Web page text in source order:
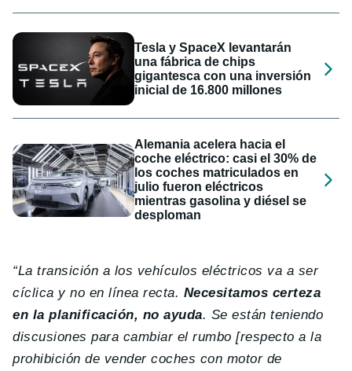
Tesla y SpaceX levantarán
una fábrica de chips
gigantesca con una inversión
inicial de 16.800 millones
Alemania acelera hacia el
coche eléctrico: casi el 30% de
los coches matriculados en
julio fueron eléctricos
mientras gasolina y diésel se
desploman
“La transición a los vehículos eléctricos va a ser
cíclica y no en línea recta. Necesitamos certeza
en la planificación, no ayuda. Se están teniendo
discusiones para cambiar el rumbo [respecto a la
prohibición de vender coches con motor de